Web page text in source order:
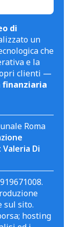
di
un
che
e la
clienti —
Roma
Valeria Di
sul sito.
hosting